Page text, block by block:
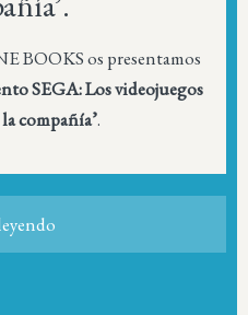
BOOKS os presentamos
SEGA: Los videojuegos
compañía’.